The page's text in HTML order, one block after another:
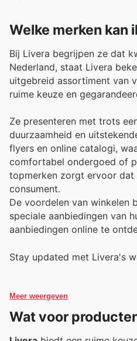
Welke merken kan
Bij Livera begrijpen ze dat
Nederland, staat Livera
uitgebreid assortiment van
ruime keuze en
Ze presenteren met trots
duurzaamheid en
flyers en online catalogi,
comfortabel ondergoed of
topmerken zorgt ervoor dat
consument.
De voordelen van winkelen
speciale aanbiedingen van
aanbiedingen online te
Stay updated met Livera's
Meer weergeven
Wat voor